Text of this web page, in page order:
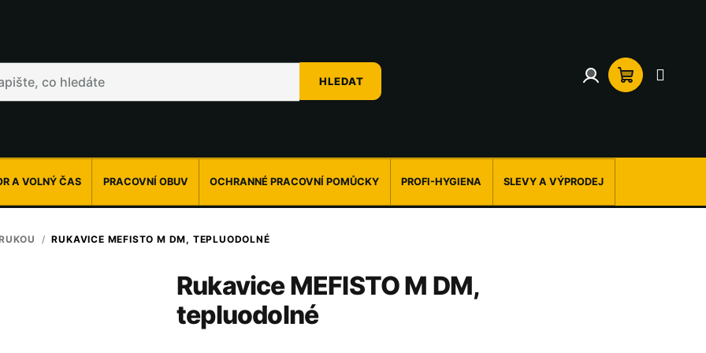
HLEDAT Přihlášení
Nákupní
košík
A VOLNÝ ČAS PRACOVNÍ OBUV OCHRANNÉ PRACOVNÍ POMŮCKY PROFI-HYGIENA SLEVY A VÝPRODEJ
/ RUKAVICE MEFISTO M DM, TEPLUODOLNÉ
Rukavice MEFISTO M DM,
tepluodolné